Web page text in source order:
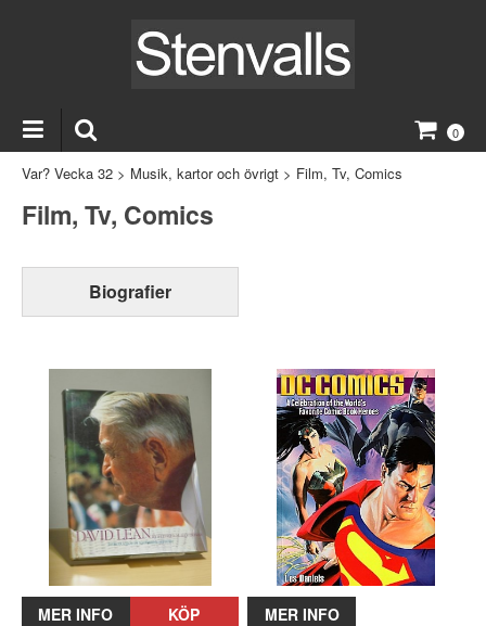
0
Var? Vecka 32 > Musik, kartor och övrigt > Film, Tv, Comics
Film, Tv, Comics
Biografier
MER INFO KÖP MER INFO